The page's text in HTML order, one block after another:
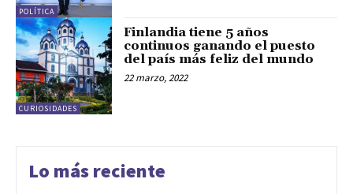
POLÍTICA
CURIOSIDADES
Finlandia tiene 5 años
continuos ganando el puesto
del país más feliz del mundo
22 marzo, 2022
Lo más reciente